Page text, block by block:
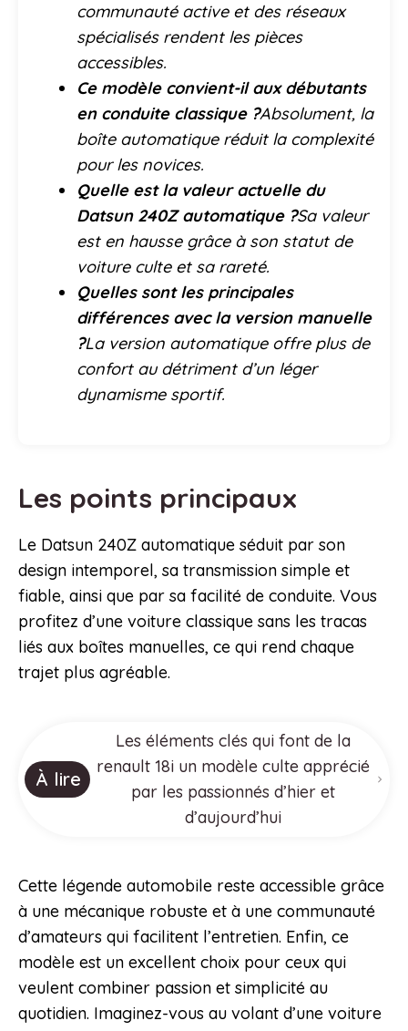
communauté active et des réseaux
spécialisés rendent les pièces
accessibles.
Ce modèle convient-il aux débutants
en conduite classique ?Absolument, la
boîte automatique réduit la complexité
pour les novices.
Quelle est la valeur actuelle du
Datsun 240Z automatique ?Sa valeur
est en hausse grâce à son statut de
voiture culte et sa rareté.
Quelles sont les principales
différences avec la version manuelle
?La version automatique offre plus de
confort au détriment d’un léger
dynamisme sportif.
Les points principaux
Le Datsun 240Z automatique séduit par son
design intemporel, sa transmission simple et
fiable, ainsi que par sa facilité de conduite. Vous
profitez d’une voiture classique sans les tracas
liés aux boîtes manuelles, ce qui rend chaque
trajet plus agréable.
À lire
Les éléments clés qui font de la
renault 18i un modèle culte apprécié
par les passionnés d’hier et
d’aujourd’hui
Cette légende automobile reste accessible grâce
à une mécanique robuste et à une communauté
d’amateurs qui facilitent l’entretien. Enfin, ce
modèle est un excellent choix pour ceux qui
veulent combiner passion et simplicité au
quotidien. Imaginez-vous au volant d’une voiture